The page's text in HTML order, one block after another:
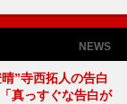
NEWS
”寺西拓人の告白
真っすぐな告白が